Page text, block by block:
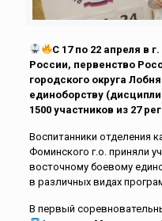
С 17 по 22 апреля в
России, первенство
городского округа
единоборству
1500 участников из 27
Воспитанники
Фоминского г.о. приняли
восточному боевому
в различных видах
В первый